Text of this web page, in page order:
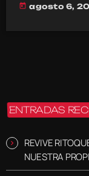
today agosto 6,
ENTRADAS
REVIVE
NUESTRA